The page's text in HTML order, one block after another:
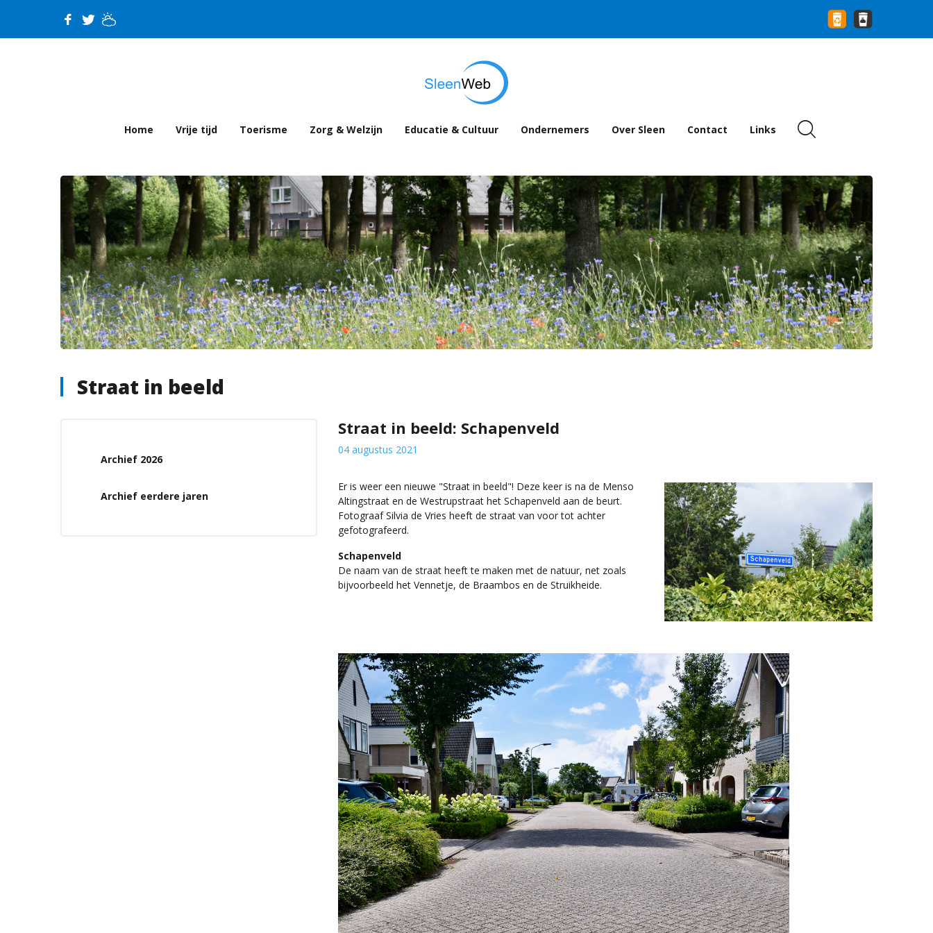
Home Vrije tijd Toerisme Zorg & Welzijn Educatie & Cultuur Ondernemers Over Sleen Contact Links
Straat in beeld
Archief 2026
Archief eerdere jaren
Straat in beeld: Schapenveld
04 augustus 2021
Er is weer een nieuwe "Straat in beeld"! Deze keer is na de Menso
Altingstraat en de Westrupstraat het Schapenveld aan de beurt.
Fotograaf Silvia de Vries heeft de straat van voor tot achter
gefotografeerd.
Schapenveld
De naam van de straat heeft te maken met de natuur, net zoals
bijvoorbeeld het Vennetje, de Braambos en de Struikheide.